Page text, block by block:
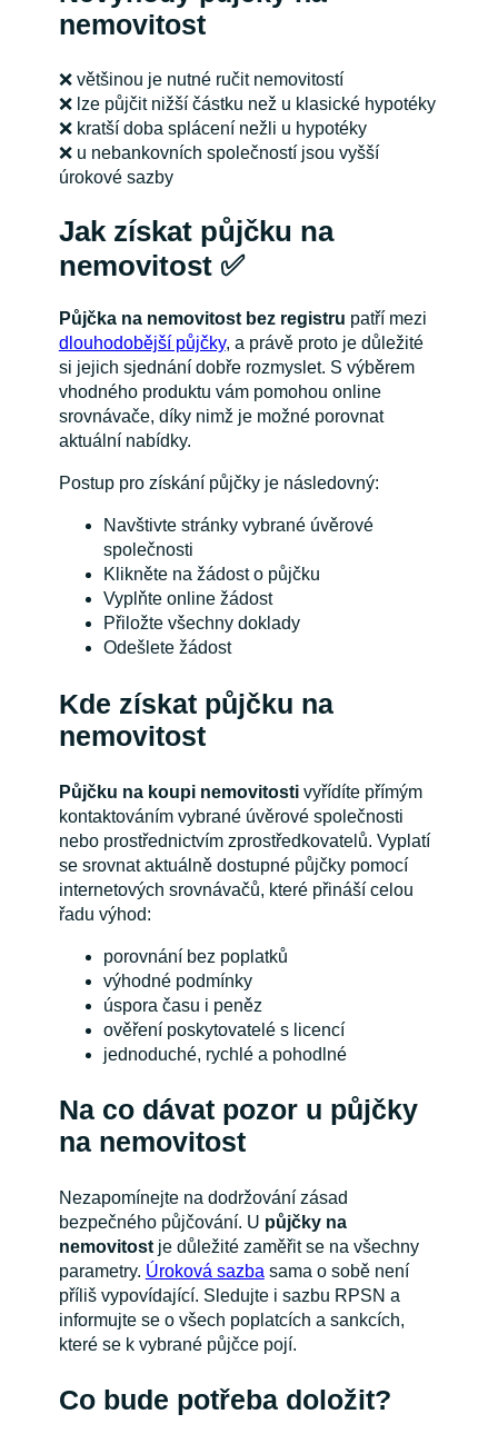
nemovitost
❌ většinou je nutné ručit nemovitostí
❌ lze půjčit nižší částku než u klasické hypotéky
❌ kratší doba splácení nežli u hypotéky
❌ u nebankovních společností jsou vyšší
úrokové sazby
Jak získat půjčku na
nemovitost ✅
Půjčka na nemovitost bez registru patří mezi
dlouhodobější půjčky, a právě proto je důležité
si jejich sjednání dobře rozmyslet. S výběrem
vhodného produktu vám pomohou online
srovnávače, díky nimž je možné porovnat
aktuální nabídky.
Postup pro získání půjčky je následovný:
Navštivte stránky vybrané úvěrové
společnosti
Klikněte na žádost o půjčku
Vyplňte online žádost
Přiložte všechny doklady
Odešlete žádost
Kde získat půjčku na
nemovitost
Půjčku na koupi nemovitostivyřídíte přímým
kontaktováním vybrané úvěrové společnosti
nebo prostřednictvím zprostředkovatelů. Vyplatí
se srovnat aktuálně dostupné půjčky pomocí
internetových srovnávačů, které přináší celou
řadu výhod:
porovnání bez poplatků
výhodné podmínky
úspora času i peněz
ověření poskytovatelé s licencí
jednoduché, rychlé a pohodlné
Na co dávat pozor u půjčky
na nemovitost
Nezapomínejte na dodržování zásad
bezpečného půjčování. U půjčky na
nemovitostje důležité zaměřit se na všechny
parametry. Úroková sazba sama o sobě není
příliš vypovídající. Sledujte i sazbu RPSN a
informujte se o všech poplatcích a sankcích,
které se k vybrané půjčce pojí.
Co bude potřeba doložit?